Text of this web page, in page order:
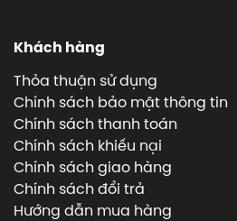
Khách hàng
Thỏa thuận sử dụng
Chính sách bảo mật thông tin
Chính sách thanh toán
Chính sách khiếu nại
Chính sách giao hàng
Chính sách đổi trả
Hướng dẫn mua hàng